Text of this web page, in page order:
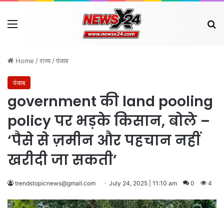
Menu
Home /राज्य /पंजाब
पंजाब
government की land pooling
policy पर भड़के किसान, बोले –
‘पैसे से ज़मीन और पहचान नहीं
खरीदी जा सकती’
trendstopicnews@gmail.com July 24, 2025 | 11:10 am 0 4